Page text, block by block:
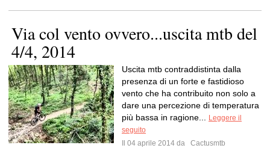
Via col vento ovvero...uscita mtb del
4/4, 2014
Uscita mtb contraddistinta dalla
presenza di un forte e fastidioso
vento che ha contribuito non solo a
dare una percezione di temperatura
più bassa in ragione...
Leggere il
seguito
Il 04 aprile 2014 da
Cactusmtb